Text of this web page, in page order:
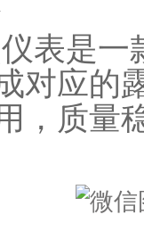
表是
对应的
，质量